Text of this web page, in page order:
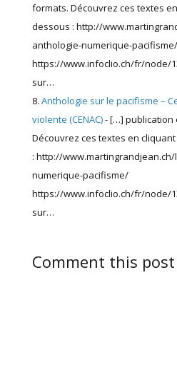
formats. Découvrez ces textes
dessous : http://
anthologie-numerique-pacifisme/
https://www.infoclio.ch/fr/node/
sur…
Anthologie sur le pacifisme –
violente (CENAC)- […] publication
Découvrez ces textes en
: http://
numerique-pacifisme/
https://www.infoclio.ch/fr/node/
sur…
Comment this post